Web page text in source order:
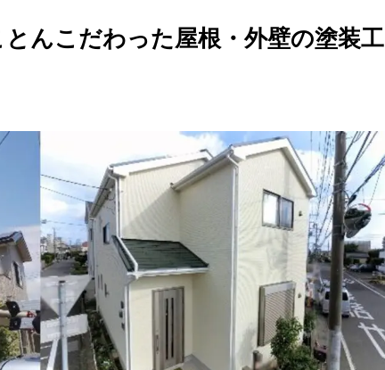
んこだわった屋根・外壁の塗装工